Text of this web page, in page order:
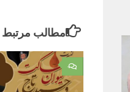
مطالب مرتبط
۰